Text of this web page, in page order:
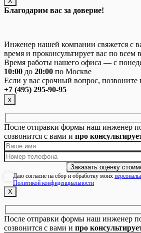
Благодарим вас за доверие!
Инженер нашей компании свяжется с
время и проконсультирует вас по всем
Время работы нашего офиса — с
10:00 до 20:00 по Москве
Если у вас срочный вопрос, позвоните
+7 (495) 295-90-95
х
После отправки формы наш инженер
созвонится с вами и про
Даю согласие на сбор и обработку моих
Политикой конфиденциальности
Х
После отправки формы наш инженер
созвонится с вами и про